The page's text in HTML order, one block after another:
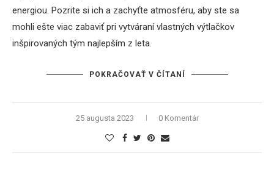
energiou. Pozrite si ich a zachyťte atmosféru, aby ste sa
mohli ešte viac zabaviť pri vytváraní vlastných výtlačkov
inšpirovaných tým najlepším z leta.
POKRAČOVAŤ V ČÍTANÍ
25 augusta 2023 0 Komentár